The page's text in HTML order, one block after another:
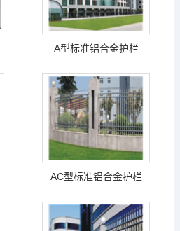
A型标准铝合金护栏
AC型标准铝合金护栏